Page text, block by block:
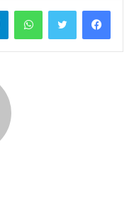
قانوني يستوجب حماية
أفراد الطاقم، كما
المعنية بحرية
وممارسة أقصى درجات
سلامة المعتقلين وعودتهم
وأكد البلاغ أن
إستخفاف الكيان